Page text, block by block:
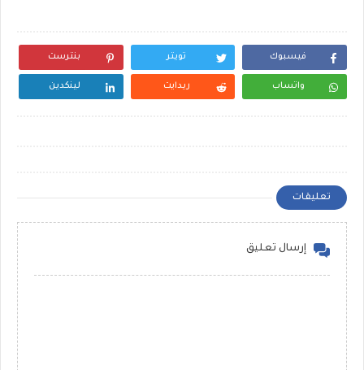
فيسبوك تويتر بنترست
واتساب ريدايت لينكدين
تعليقات
إرسال تعليق